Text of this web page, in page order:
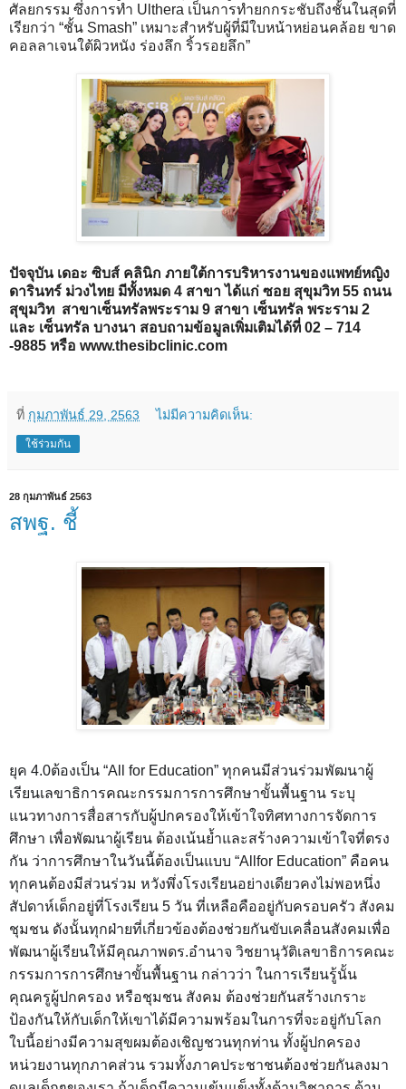
ศัลยกรรม ซึ่งการทำ Ulthera เป็นการทำยกกระชับถึงชั้นในสุดที่
เรียกว่า “ชั้น Smash” เหมาะสำหรับผู้ที่มีใบหน้าหย่อนคล้อย ขาด
คอลลาเจนใต้ผิวหนัง ร่องลึก ริ้วรอยลึก”
ปัจจุบัน เดอะ ซิบส์ คลินิก ภายใต้การบริหารงานของแพทย์หญิง
ดารินทร์ ม่วงไทย มีทั้งหมด 4 สาขา ได้แก่ ซอย สุขุมวิท 55 ถนน
สุขุมวิท สาขาเซ็นทรัลพระราม 9 สาขา เซ็นทรัล พระราม 2
และ เซ็นทรัล บางนา สอบถามข้อมูลเพิ่มเติมได้ที่ 02 – 714
-9885 หรือ www.thesibclinic.com
ที่ กุมภาพันธ์ 29, 2563 ไม่มีความคิดเห็น:
ใช้ร่วมกัน
28 กุมภาพันธ์ 2563
สพฐ. ชี้
ยุค 4.0ต้องเป็น “All for Education” ทุกคนมีส่วนร่วมพัฒนาผู้
เรียนเลขาธิการคณะกรรมการการศึกษาขั้นพื้นฐาน ระบุ
แนวทางการสื่อสารกับผู้ปกครองให้เข้าใจทิศทางการจัดการ
ศึกษา เพื่อพัฒนาผู้เรียน ต้องเน้นย้ำและสร้างความเข้าใจที่ตรง
กัน ว่าการศึกษาในวันนี้ต้องเป็นแบบ “Allfor Education” คือคน
ทุกคนต้องมีส่วนร่วม หวังพึ่งโรงเรียนอย่างเดียวคงไม่พอหนึ่ง
สัปดาห์เด็กอยู่ที่โรงเรียน 5 วัน ที่เหลือคืออยู่กับครอบครัว สังคม
ชุมชน ดังนั้นทุกฝ่ายที่เกี่ยวข้องต้องช่วยกันขับเคลื่อนสังคมเพื่อ
พัฒนาผู้เรียนให้มีคุณภาพดร.อำนาจ วิชยานุวัติเลขาธิการคณะ
กรรมการการศึกษาขั้นพื้นฐาน กล่าวว่า ในการเรียนรู้นั้น
คุณครูผู้ปกครอง หรือชุมชน สังคม ต้องช่วยกันสร้างเกราะ
ป้องกันให้กับเด็กให้เขาได้มีความพร้อมในการที่จะอยู่กับโลก
ใบนี้อย่างมีความสุขผมต้องเชิญชวนทุกท่าน ทั้งผู้ปกครอง
หน่วยงานทุกภาคส่วน รวมทั้งภาคประชาชนต้องช่วยกันลงมา